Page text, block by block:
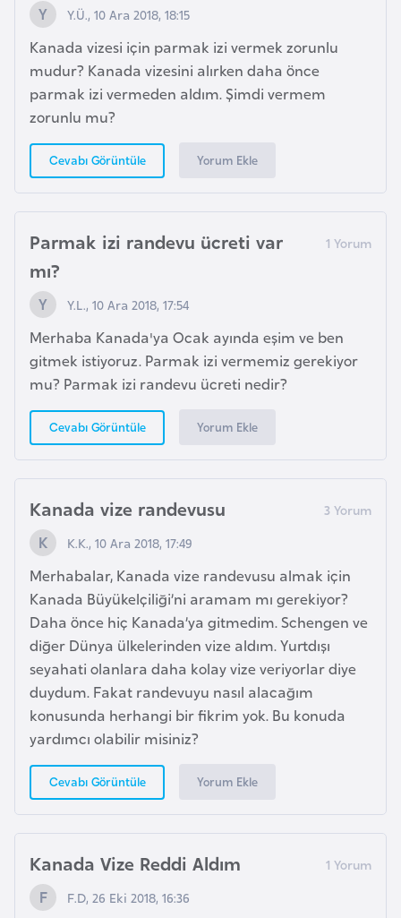
Y.Ü., 10 Ara 2018, 18:15
Kanada vizesi için parmak izi vermek zorunlu
mudur? Kanada vizesini alırken daha önce
parmak izi vermeden aldım. Şimdi vermem
zorunlu mu?
Cevabı Görüntüle Yorum Ekle
Parmak izi randevu ücreti var
mı?
Y.L., 10 Ara 2018, 17:54
Merhaba Kanada'ya Ocak ayında eşim ve ben
gitmek istiyoruz. Parmak izi vermemiz gerekiyor
mu? Parmak izi randevu ücreti nedir?
Cevabı Görüntüle Yorum Ekle
Kanada vize randevusu
K.K., 10 Ara 2018, 17:49
Merhabalar, Kanada vize randevusu almak için
Kanada Büyükelçiliği’ni aramam mı gerekiyor?
Daha önce hiç Kanada’ya gitmedim. Schengen ve
diğer Dünya ülkelerinden vize aldım. Yurtdışı
seyahati olanlara daha kolay vize veriyorlar diye
duydum. Fakat randevuyu nasıl alacağım
konusunda herhangi bir fikrim yok. Bu konuda
yardımcı olabilir misiniz?
Cevabı Görüntüle Yorum Ekle
Kanada Vize Reddi Aldım
F.D, 26 Eki 2018, 16:36
F
a
s
o
d
Ç
k
C
u
m
h
i
t
i
C
e
z
a
y
i
i
b
u
t
i